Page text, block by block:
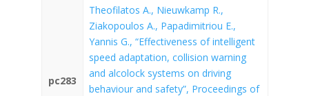
pc283
Theofilatos A., Nieuwkamp R.,
Ziakopoulos A., Papadimitriou E.,
Yannis G., “Effectiveness of intelligent
speed adaptation, collision warning
and alcolock systems on driving
behaviour and safety”, Proceedings of